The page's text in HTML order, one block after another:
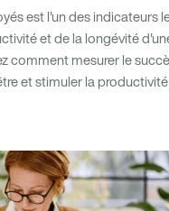
est l'un des indicateurs
et de la longévité
comment mesurer le
et stimuler la productivité